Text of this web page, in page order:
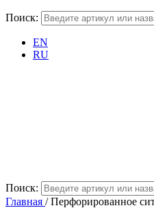
Поиск:
EN
RU
Поиск:
Главная /Перфорированное